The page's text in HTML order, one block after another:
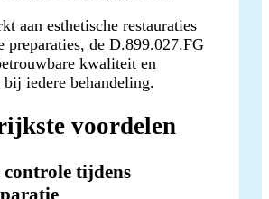
aan esthetische restauraties
preparaties, de D.899.027.FG
kwaliteit en
bij iedere behandeling.
voordelen
tijdens